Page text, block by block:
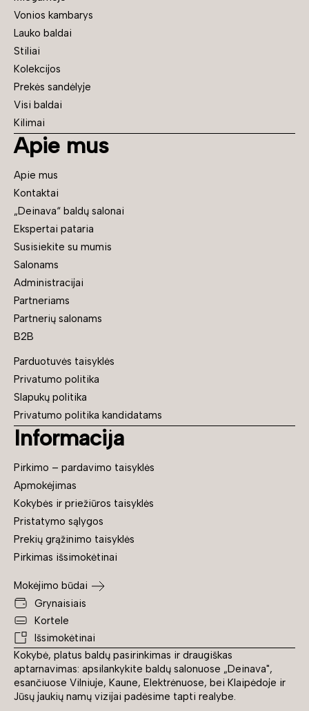
Kokybė, platus baldų pasirinkimas ir draugiškas
aptarnavimas: apsilankykite baldų salonuose „Deinava",
esančiuose Vilniuje, Kaune, Elektrėnuose, bei Klaipėdoje ir
Jūsų jaukių namų vizijai padėsime tapti realybe.
Vonios kambarys
Lauko baldai
Stiliai
Kolekcijos
Prekės sandėlyje
Visi baldai
Kilimai
Apie mus
Apie mus
Kontaktai
„Deinava“ baldų salonai
Ekspertai pataria
Susisiekite su mumis
Salonams
Administracijai
Partneriams
Partnerių salonams
B2B
Parduotuvės taisyklės
Privatumo politika
Slapukų politika
Privatumo politika kandidatams
Informacija
Pirkimo – pardavimo taisyklės
Apmokėjimas
Kokybės ir priežiūros taisyklės
Pristatymo sąlygos
Prekių grąžinimo taisyklės
Pirkimas išsimokėtinai
Mokėjimo būdai
Grynaisiais
Kortele
Išsimokėtinai